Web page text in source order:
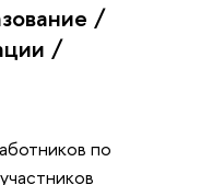
/
/
по